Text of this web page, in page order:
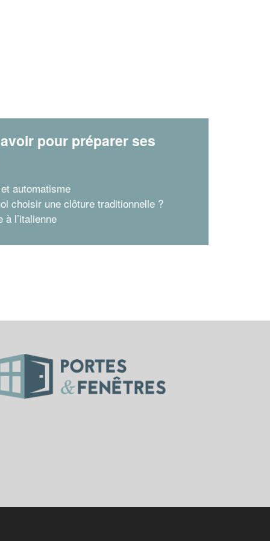
pour préparer ses
automatisme
choisir une clôture traditionnelle ?
à l’italienne